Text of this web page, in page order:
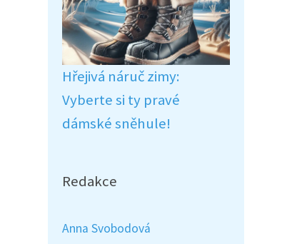
Hřejivá náruč zimy:
Vyberte si ty pravé
dámské sněhule!
Redakce
Anna Svobodová